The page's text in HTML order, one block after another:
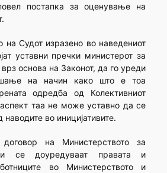
постапка за оценување на
на Судот изразено во наведениот
уставни пречки министерот за
основа на Законот, да го уреди
на начин како што е тоа
одредба од Колективниот
таа не може уставно да се
во иницијативите.
на Министерството за
се доуредуваат правата и
во Министерството и